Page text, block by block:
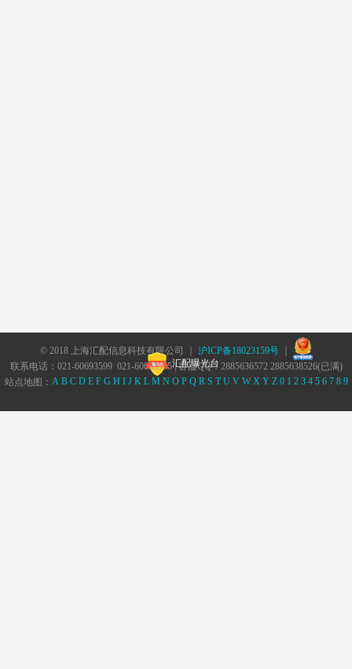
© 2018 上海汇配信息科技有限公司 ｜ 沪ICP备18023159号｜
汇配曝光台
联系电话：021-60693599 021-60693555 | 客服QQ：2885636572 2885638526(已满)
站点地图： A B C D E F G H I J K L M N O P Q R S T U V W X Y Z 0 1 2 3 4 5 6 7 8 9